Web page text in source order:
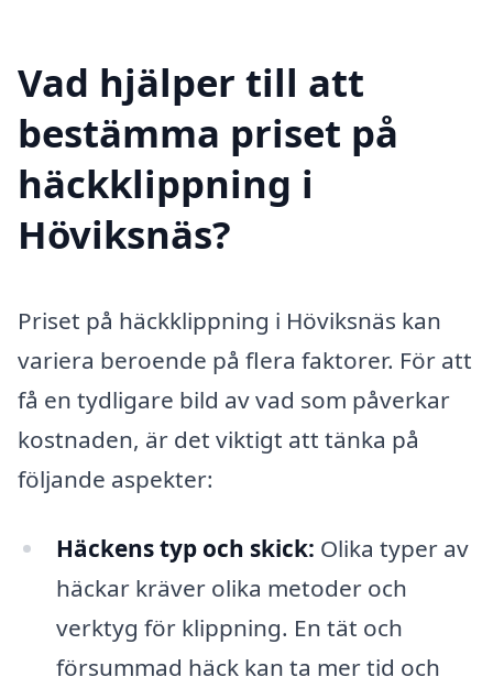
Vad hjälper till att
bestämma priset på
häckklippning i
Höviksnäs?
Priset på häckklippning i Höviksnäs kan
variera beroende på flera faktorer. För att
få en tydligare bild av vad som påverkar
kostnaden, är det viktigt att tänka på
följande aspekter:
Häckens typ och skick: Olika typer av
häckar kräver olika metoder och
verktyg för klippning. En tät och
försummad häck kan ta mer tid och